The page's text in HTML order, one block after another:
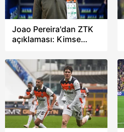
Joao Pereira'dan ZTK
açıklaması: Kimse
çıkmamızı
beklemiyordu!